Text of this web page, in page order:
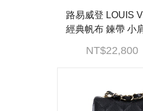
路易威登 LOUIS
經典帆布 鍊帶 小
NT$22,800